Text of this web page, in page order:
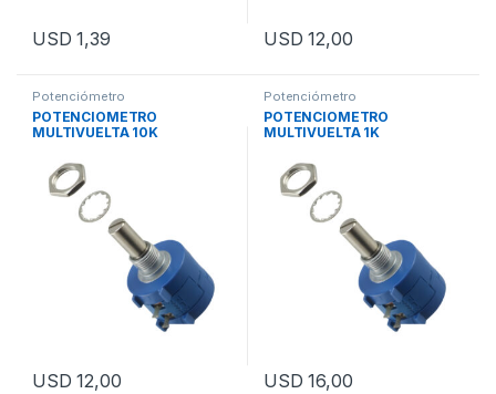
USD 1,39 USD 12,00
Potenciómetro
POTENCIOMETRO
MULTIVUELTA 10K
USD 12,00
Potenciómetro
POTENCIOMETRO
MULTIVUELTA 1K
USD 16,00